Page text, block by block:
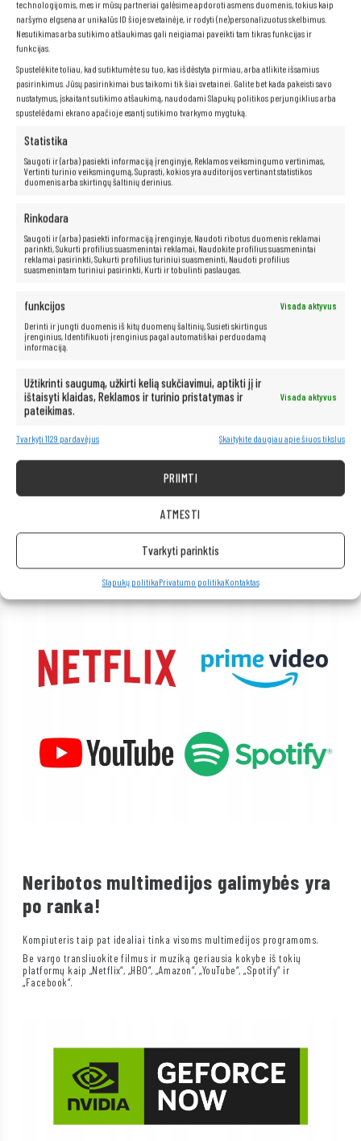
technologijomis, mes ir mūsų partneriai galėsime apdoroti asmens duomenis, tokius kaip
naršymo elgsena ar unikalūs ID šioje svetainėje, ir rodyti (ne)personalizuotus skelbimus.
Nesutikimas arba sutikimo atšaukimas gali neigiamai paveikti tam tikras funkcijas ir
funkcijas.
Spustelėkite toliau, kad sutiktumėte su tuo, kas išdėstyta pirmiau, arba atlikite išsamius
pasirinkimus. Jūsų pasirinkimai bus taikomi tik šiai svetainei. Galite bet kada pakeisti savo
nustatymus, įskaitant sutikimo atšaukimą, naudodami Slapukų politikos perjungiklius arba
spustelėdami ekrano apačioje esantį sutikimo tvarkymo mygtuką.
Statistika
Saugoti ir (arba) pasiekti informaciją įrenginyje, Reklamos veiksmingumo vertinimas,
Vertinti turinio veiksmingumą, Suprasti, kokios yra auditorijos vertinant statistikos
duomenis arba skirtingų šaltinių derinius.
Rinkodara
Saugoti ir (arba) pasiekti informaciją įrenginyje, Naudoti ribotus duomenis reklamai
parinkti, Sukurti profilius suasmenintai reklamai, Naudokite profilius suasmenintai
reklamai pasirinkti, Sukurti profilius turiniui suasmeninti, Naudoti profilius
suasmenintam turiniui pasirinkti, Kurti ir tobulinti paslaugas.
funkcijos
Visada aktyvus
Derinti ir jungti duomenis iš kitų duomenų šaltinių, Susieti skirtingus
įrenginius, Identifikuoti įrenginius pagal automatiškai perduodamą
informaciją.
Užtikrinti saugumą, užkirti kelią sukčiavimui, aptikti jį ir
ištaisyti klaidas, Reklamos ir turinio pristatymas ir
pateikimas.
Visada aktyvus
Tvarkyti 1129 pardavėjus Skaitykite daugiau apie šiuos tikslus
PRIIMTI
ATMESTI
Tvarkyti parinktis
Slapukų politikaPrivatumo politikaKontaktas
„Intel HD Graphics
„Intel HD Graphics“ technologija užtikrina išskirtinę vaizdo kokybę
Neribotos multimedijos galimybės yra
po ranka!
Kompiuteris taip pat idealiai tinka visoms multimedijos programoms.
Be vargo transliuokite filmus ir muziką geriausia kokybe iš tokių
platformų kaip „Netflix“, „HBO“, „Amazon“, „YouTube“, „Spotify“ ir
„Facebook“.